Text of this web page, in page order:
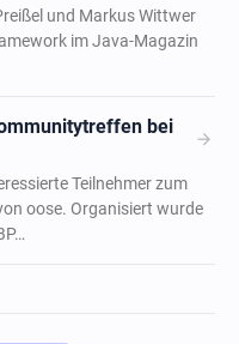
und Markus Wittwer
im Java-Magazin
bei
arrow_forward
Teilnehmer zum
oose. Organisiert wurde